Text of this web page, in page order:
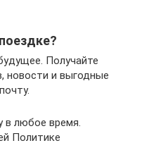
Получайте
новости и выгодные
в любое время.
Политике